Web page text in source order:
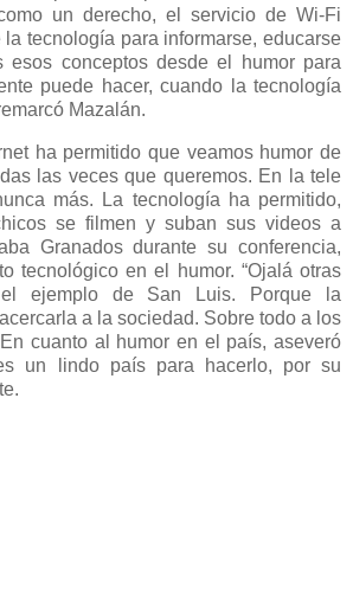
un derecho, el servicio de Wi-Fi
tecnología para informarse, educarse
esos conceptos desde el humor para
puede hacer, cuando la tecnología
Mazalán.
ha permitido que veamos humor de
las veces que queremos. En la tele
más. La tecnología ha permitido,
se filmen y suban sus videos a
Granados durante su conferencia,
tecnológico en el
humor. “Ojalá otras
el ejemplo de San Luis. Porque la
a la sociedad. Sobre todo a los
En cuanto al humor en el país, aseveró
un lindo país para hacerlo, por su